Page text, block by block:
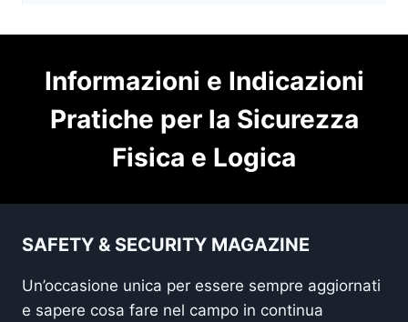
Informazioni e Indicazioni
Pratiche per la Sicurezza
Fisica e Logica
SAFETY & SECURITY MAGAZINE
Un’occasione unica per essere sempre aggiornati
e sapere cosa fare nel campo in continua